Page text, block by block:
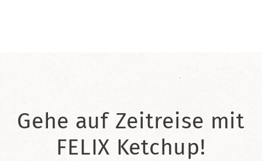
Gehe auf Zeitreise mit
FELIX Ketchup!